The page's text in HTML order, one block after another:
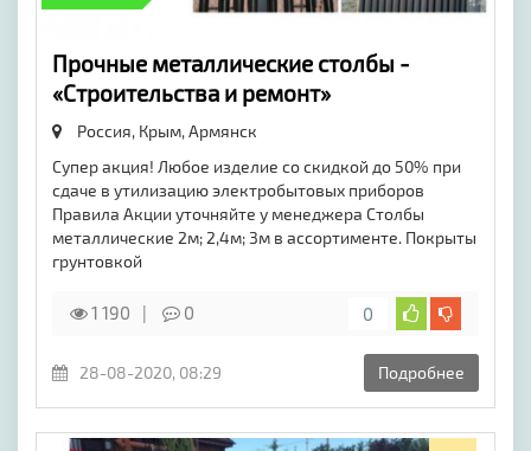
Прочные металлические столбы -
«Строительства и ремонт»
Россия, Крым,Армянск
Супер акция! Любое изделие со скидкой до 50% при
сдаче в утилизацию электробытовых приборов
Правила Акции уточняйте у менеджера Столбы
металлические 2м; 2,4м; 3м в ассортименте. Покрыты
грунтовкой
1 190 0 0
28-08-2020, 08:29 Подробнее